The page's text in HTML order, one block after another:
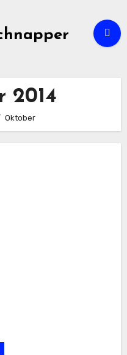
2014
Oktober